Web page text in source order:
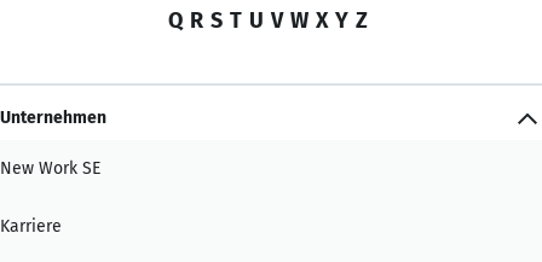
Q R S T U V W X Y Z
Unternehmen
New Work SE
Karriere